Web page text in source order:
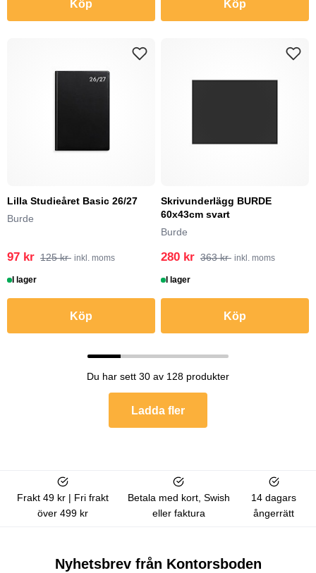
Köp Köp
Lilla Studieåret Basic 26/27
Burde
97 kr 125 kr inkl. moms
I lager
Köp
Skrivunderlägg BURDE
60x43cm svart
Burde
280 kr 363 kr inkl. moms
I lager
Köp
Du har sett 30 av 128 produkter
Ladda fler
Frakt 49 kr | Fri frakt
över 499 kr
Betala med kort, Swish
eller faktura
14 dagars
ångerrätt
Nyhetsbrev från Kontorsboden